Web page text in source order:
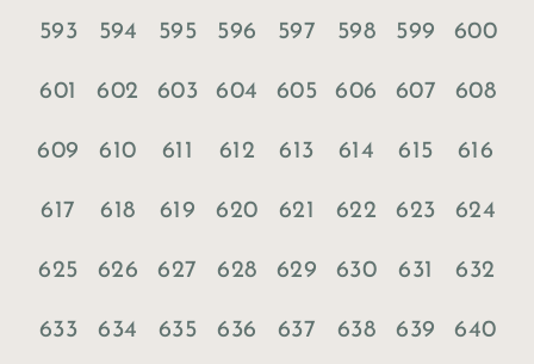
593 594 595 596 597 598 599 600
601 602 603 604 605 606 607 608
609 610 611 612 613 614 615 616
617 618 619 620 621 622 623 624
625 626 627 628 629 630 631 632
633 634 635 636 637 638 639 640